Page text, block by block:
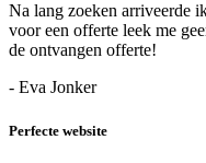
Na lang zoeken arriveerde
voor een offerte leek me
de ontvangen offerte!
- Eva Jonker
Perfecte website